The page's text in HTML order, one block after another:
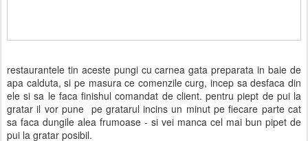
restaurantele tin aceste pungi cu carnea gata preparata in baie de
apa calduta, si pe masura ce comenzile curg, incep sa desfaca din
ele si sa le faca finishul comandat de client. pentru piept de pui la
gratar il vor pune pe gratarul incins un minut pe fiecare parte cat
sa faca dungile alea frumoase - si vei manca cel mai bun pipet de
pui la gratar posibil.